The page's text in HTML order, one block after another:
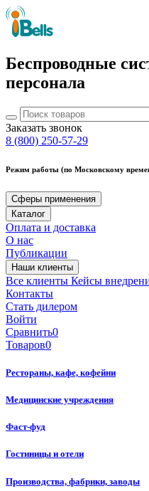
Беспроводные
персонала
Заказать звонок
8 (800) 250-57-29
Режим работы (по Московскому
Сферы применения
Каталог
Оплата и доставка
О нас
Публикации
Наши клиенты
Все клиенты Кейсы
Контакты
Стать дилером
Войти
Сравнить0
Товаров0
Рестораны, кафе, кофейни
Медицинские учреждения
Фаст-фуд
Гостиницы и отели
Производства, фабрики, заводы